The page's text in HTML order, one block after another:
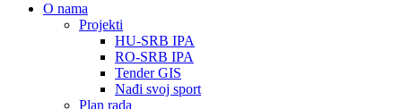
О nama
Projekti
HU-SRB IPA
RO-SRB IPA
Tender GIS
Nađi svoj sport
Plan rada